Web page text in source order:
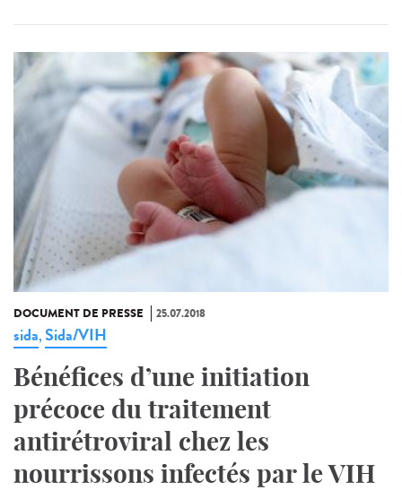
DOCUMENT DE PRESSE 25.07.2018
sida,Sida/VIH
Bénéfices d’une initiation
précoce du traitement
antirétroviral chez les
nourrissons infectés par le VIH